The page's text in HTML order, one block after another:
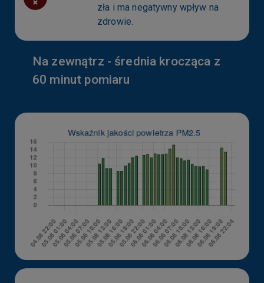
zła i ma negatywny wpływ na
zdrowie.
Na zewnątrz - średnia krocząca z
60 minut pomiaru